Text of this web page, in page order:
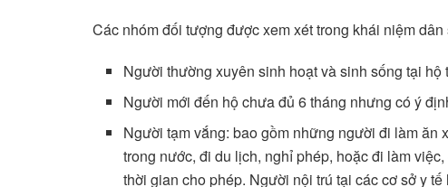
Các nhóm đối tượng được xem xét trong khái niệm
Người thường xuyên sinh hoạt và sinh sống tại hộ
Người mới đến hộ chưa đủ 6 tháng nhưng có ý
Người tạm vắng: bao gồm những người đi làm ăn
trong nước, đi du lịch, nghỉ phép, hoặc đi làm
thời gian cho phép. Người nội trú tại các cơ sở y